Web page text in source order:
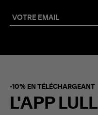
-10% EN TÉLÉCHARGEANT
L'APP LULLI